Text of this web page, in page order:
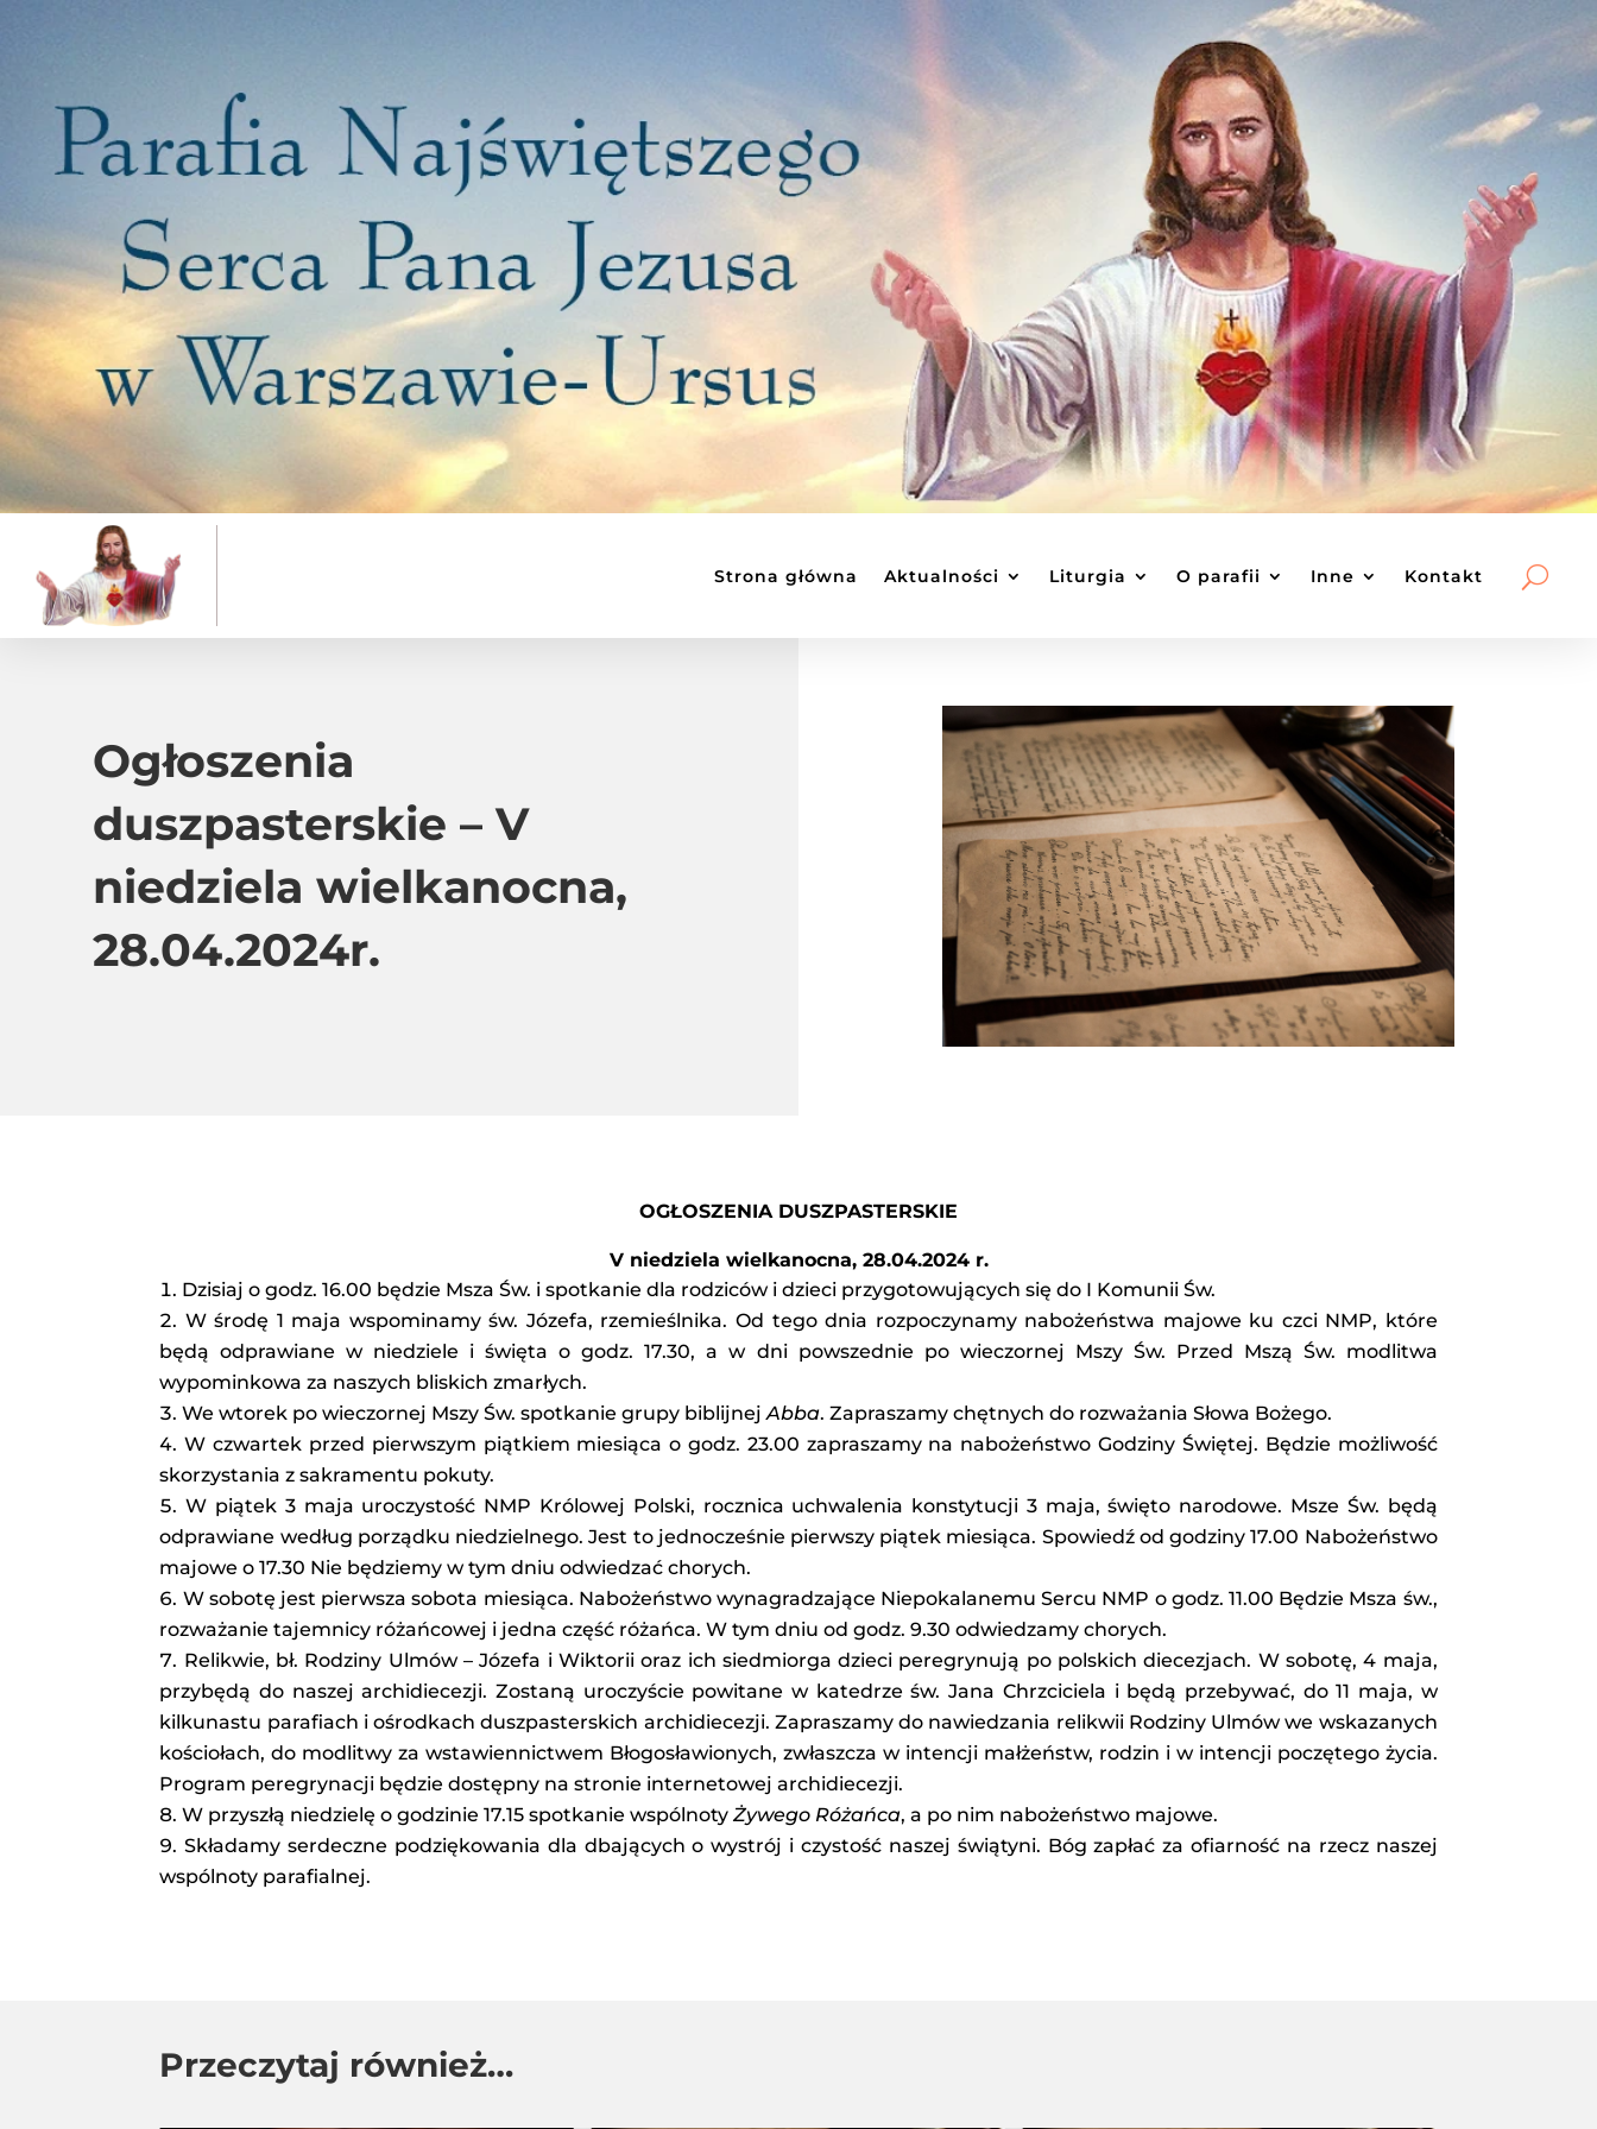
Strona główna Aktualności Liturgia O parafii Inne Kontakt
Ogłoszenia
duszpasterskie – V
niedziela wielkanocna,
28.04.2024r.
OGŁOSZENIA DUSZPASTERSKIE
V niedziela wielkanocna, 28.04.2024 r.
Dzisiaj o godz. 16.00 będzie Msza Św. i spotkanie dla rodziców i dzieci przygotowujących się do I Komunii Św.
W środę 1 maja wspominamy św. Józefa, rzemieślnika. Od tego dnia rozpoczynamy nabożeństwa majowe ku czci NMP, które
będą odprawiane w niedziele i święta o godz. 17.30, a w dni powszednie po wieczornej Mszy Św. Przed Mszą Św. modlitwa
wypominkowa za naszych bliskich zmarłych.
We wtorek po wieczornej Mszy Św. spotkanie grupy biblijnejAbba. Zapraszamy chętnych do rozważania Słowa Bożego.
W czwartek przed pierwszym piątkiem miesiąca o godz. 23.00 zapraszamy na nabożeństwo Godziny Świętej. Będzie możliwość
skorzystania z sakramentu pokuty.
W piątek 3 maja uroczystość NMP Królowej Polski, rocznica uchwalenia konstytucji 3 maja, święto narodowe. Msze Św. będą
odprawiane według porządku niedzielnego. Jest to jednocześnie pierwszy piątek miesiąca. Spowiedź od godziny 17.00 Nabożeństwo
majowe o 17.30 Nie będziemy w tym dniu odwiedzać chorych.
W sobotę jest pierwsza sobota miesiąca. Nabożeństwo wynagradzające Niepokalanemu Sercu NMP o godz. 11.00 Będzie Msza św.,
rozważanie tajemnicy różańcowej i jedna część różańca. W tym dniu od godz. 9.30 odwiedzamy chorych.
Relikwie, bł. Rodziny Ulmów – Józefa i Wiktorii oraz ich siedmiorga dzieci peregrynują po polskich diecezjach. W sobotę, 4 maja,
przybędą do naszej archidiecezji. Zostaną uroczyście powitane w katedrze św. Jana Chrzciciela i będą przebywać, do 11 maja, w
kilkunastu parafiach i ośrodkach duszpasterskich archidiecezji. Zapraszamy do nawiedzania relikwii Rodziny Ulmów we wskazanych
kościołach, do modlitwy za wstawiennictwem Błogosławionych, zwłaszcza w intencji małżeństw, rodzin i w intencji poczętego życia.
Program peregrynacji będzie dostępny na stronie internetowej archidiecezji.
W przyszłą niedzielę o godzinie 17.15 spotkanie wspólnotyŻywego Różańca, a po nim nabożeństwo majowe.
Składamy serdeczne podziękowania dla dbających o wystrój i czystość naszej świątyni. Bóg zapłać za ofiarność na rzecz naszej
wspólnoty parafialnej.
Przeczytaj również…